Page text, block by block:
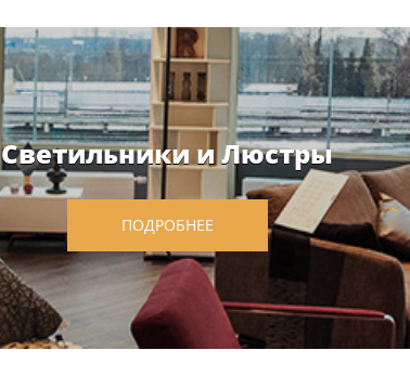
Светильники и Люстры
ПОДРОБНЕЕ